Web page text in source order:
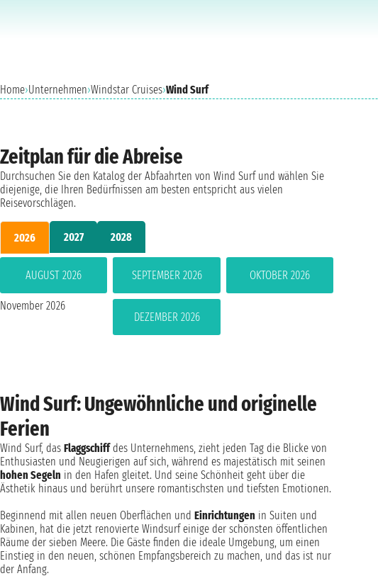
Home›Unternehmen›Windstar Cruises›Wind Surf
Zeitplan für die Abreise
Durchsuchen Sie den Katalog der Abfaahrten von Wind Surf und wählen Sie
diejenige, die Ihren Bedürfnissen am besten entspricht aus vielen
Reisevorschlägen.
2026 2027 2028
AUGUST 2026 SEPTEMBER 2026 OKTOBER 2026
November 2026
DEZEMBER 2026
Wind Surf: Ungewöhnliche und originelle
Ferien
Wind Surf, das Flaggschiffdes Unternehmens, zieht jeden Tag die Blicke von
Enthusiasten und Neugierigen auf sich, während es majestätisch mit seinen
hohen Segeln in den Hafen gleitet. Und seine Schönheit geht über die
Ästhetik hinaus und berührt unsere romantischsten und tiefsten Emotionen.
Beginnend mit allen neuen Oberflächen und Einrichtungen in Suiten und
Kabinen, hat die jetzt renovierte Windsurf einige der schönsten öffentlichen
Räume der sieben Meere. Die Gäste finden die ideale Umgebung, um einen
Einstieg in den neuen, schönen Empfangsbereich zu machen, und das ist nur
der Anfang.